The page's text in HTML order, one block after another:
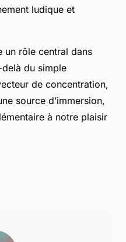
ludique et
un rôle central dans
du simple
de concentration,
source d’immersion,
à notre plaisir